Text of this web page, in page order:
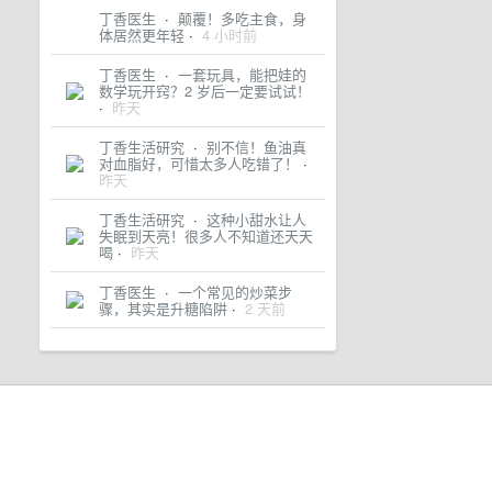
丁香医生 · 颠覆！多吃主食，身
体居然更年轻 · 4 小时前
丁香医生 · 一套玩具，能把娃的
数学玩开窍？2 岁后一定要试试！
· 昨天
丁香生活研究 · 别不信！鱼油真
对血脂好，可惜太多人吃错了！ ·
昨天
丁香生活研究 · 这种小甜水让人
失眠到天亮！很多人不知道还天天
喝 · 昨天
丁香医生 · 一个常见的炒菜步
骤，其实是升糖陷阱 · 2 天前